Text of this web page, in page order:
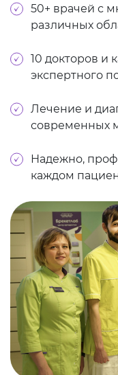
50+ врачей с
различных
10 докторов и
экспертного
Лечение и
современных
Надежно,
каждом